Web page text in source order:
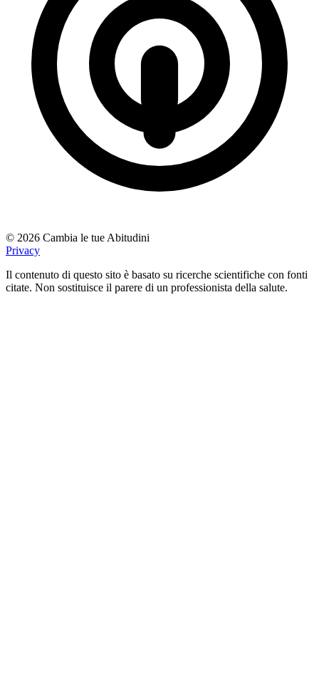
© 2026 Cambia le tue Abitudini
Privacy
Il contenuto di questo sito è basato su ricerche scientifiche con fonti
citate. Non sostituisce il parere di un professionista della salute.